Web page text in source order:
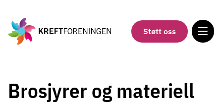
hovedinnholdet
Støtt oss
Brosjyrer og materiell